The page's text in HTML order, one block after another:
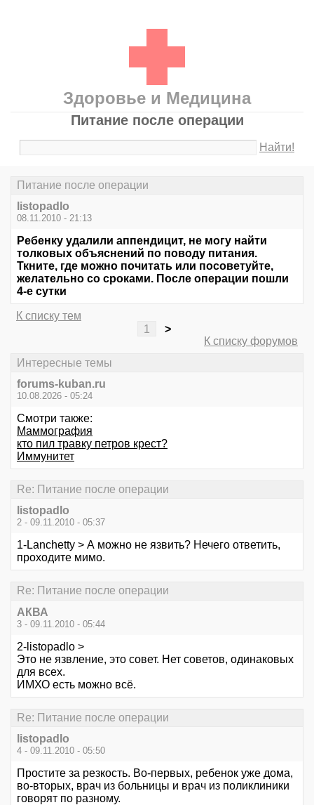
Здоровье и Медицина
Питание после операции
Найти!
Питание после операции
listopadlo
08.11.2010 - 21:13
Ребенку удалили аппендицит, не могу найти
толковых объяснений по поводу питания.
Ткните, где можно почитать или посоветуйте,
желательно со сроками. После операции пошли
4-е сутки
К списку тем
1
>
К списку форумов
Интересные темы
forums-kuban.ru
10.08.2026 - 05:24
Смотри также:
Маммография
кто пил травку петров крест?
Иммунитет
Re: Питание после операции
listopadlo
2 - 09.11.2010 - 05:37
1-Lanchetty > А можно не язвить? Нечего ответить,
проходите мимо.
Re: Питание после операции
АКВА
3 - 09.11.2010 - 05:44
2-listopadlo >
Это не язвление, это совет. Нет советов, одинаковых
для всех.
ИМХО есть можно всё.
Re: Питание после операции
listopadlo
4 - 09.11.2010 - 05:50
Простите за резкость. Во-первых, ребенок уже дома,
во-вторых, врач из больницы и врач из поликлиники
говорят по разному.